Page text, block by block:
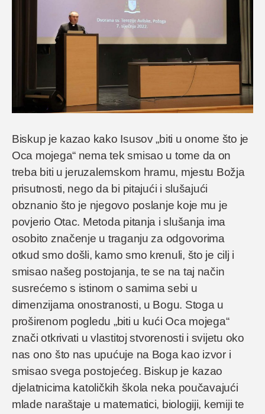
Biskup je kazao kako Isusov „biti u onome što je
Oca mojega“ nema tek smisao u tome da on
treba biti u jeruzalemskom hramu, mjestu Božja
prisutnosti, nego da bi pitajući i slušajući
obznanio što je njegovo poslanje koje mu je
povjerio Otac. Metoda pitanja i slušanja ima
osobito značenje u traganju za odgovorima
otkud smo došli, kamo smo krenuli, što je cilj i
smisao našeg postojanja, te se na taj način
susrećemo s istinom o samima sebi u
dimenzijama onostranosti, u Bogu. Stoga u
proširenom pogledu „biti u kući Oca mojega“
znači otkrivati u vlastitoj stvorenosti i svijetu oko
nas ono što nas upućuje na Boga kao izvor i
smisao svega postojećeg. Biskup je kazao
djelatnicima katoličkih škola neka poučavajući
mlade naraštaje u matematici, biologiji, kemiji te